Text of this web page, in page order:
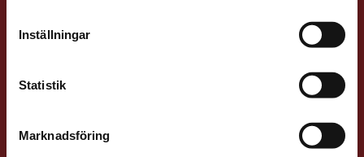
Inställningar
Statistik
Marknadsföring
Samhällsvetenskap och humaniora, Språk